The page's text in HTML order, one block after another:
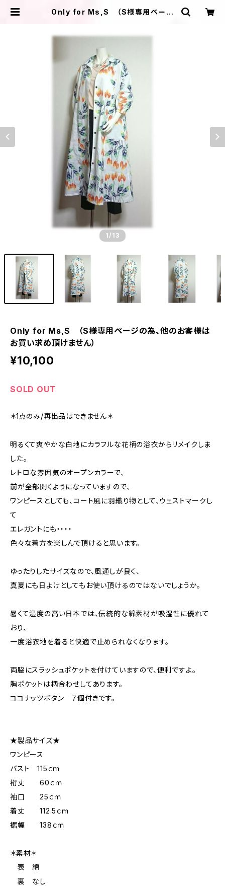
Only for Ms,S （S様専用ページ
1 /13
Only for Ms,S （S様専用ページの為、他のお客様は
お買い求め頂けません）
¥10,100
SOLD OUT
＊1点のみ/再出品はできません＊
明るくて爽やかな白地にカラフルな花柄の浴衣からリメイクしま
した。
レトロな雰囲気のオープンカラーで、
前が全部開くようになっていますので、
ワンピースとしても、コート風に羽織り物として、ウェストマークし
て
エレガントにも・・・・
色々な着方を楽しんで頂けると思います。
ゆったりしたサイズなので、風通しが良く、
真夏にも日よけとしてもお使い頂けるのではないでしょうか。
暑くて湿度の高い日本では、伝統的な綿素材が吸湿性に優れて
おり、
一度浴衣地を着ると快適で止められなくなります。
両脇にスラッシュポケットを付けていますので、便利ですよ。
胸ポケットは柄合わせしてあります。
ココナッツボタン ７個付きです。
★製品サイズ★
ワンピース
バスト 115ｃｍ
裄丈 60ｃｍ
袖口 25ｃｍ
着丈 112.5ｃｍ
裾幅 138ｃｍ
＊素材＊
表 綿
裏 なし